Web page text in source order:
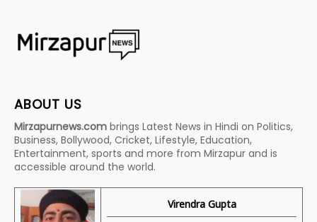
ABOUT US
Mirzapurnews.com brings Latest News in Hindi on Politics,
Business, Bollywood, Cricket, Lifestyle, Education,
Entertainment, sports and more from Mirzapur and is
accessible around the world.
Virendra Gupta